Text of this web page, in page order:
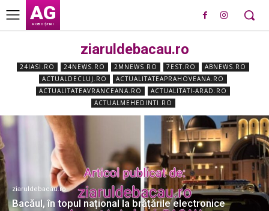
AG
ROBO ȘTIRI
ziaruldebacau.ro
24IASI.RO 24NEWS.RO 2MNEWS.RO 7EST.RO
ABNEWS.RO
ACTUALDECLUJ.RO
ACTUALITATEAPRAHOVEANA.RO
ACTUALITATEAVRANCEANA.RO
ACTUALITATI-ARAD.RO
ACTUALMEHEDINTI.RO
ziaruldebacau.ro
Bacăul, în topul național la brățările electronice